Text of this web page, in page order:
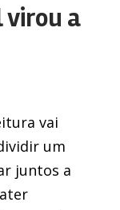
virou a
vai
um
juntos a